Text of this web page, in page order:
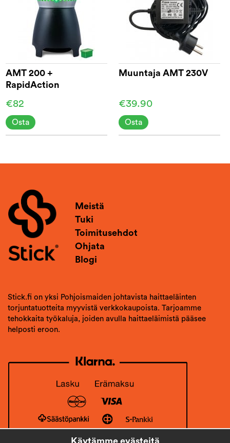
AMT 200 +
RapidAction
€82
Osta
Muuntaja AMT 230V
€39.90
Osta
Meistä
Tuki
Toimitusehdot
Ohjata
Blogi
Stick.fi on yksi Pohjoismaiden johtavista haittaeläinten
torjuntatuotteita myyvistä verkkokaupoista. Tarjoamme
tehokkaita työkaluja, joiden avulla haittaeläimistä pääsee
helposti eroon.
Käytämme evästeitä